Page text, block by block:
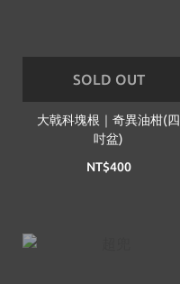
SOLD OUT
大戟科塊根｜奇異油柑(四
吋盆)
NT$400